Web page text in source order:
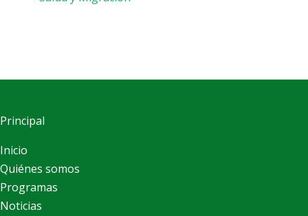
Principal
Inicio
Quiénes somos
Programas
Noticias